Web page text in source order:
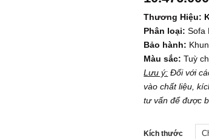
Thương Hiệu:
Phân loại: Sofa
Bảo hành:
Màu sắc: Tuỳ
Lưu ý: Đối với
vào chất liệu,
tư vấn để được
Kích thước